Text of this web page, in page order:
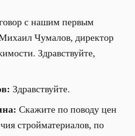
с нашим первым
Чумалов, директор
Здравствуйте,
Здравствуйте.
Скажите по поводу цен
стройматериалов, по